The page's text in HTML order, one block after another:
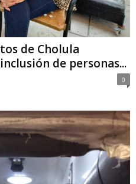
de Cholula
de personas...
0